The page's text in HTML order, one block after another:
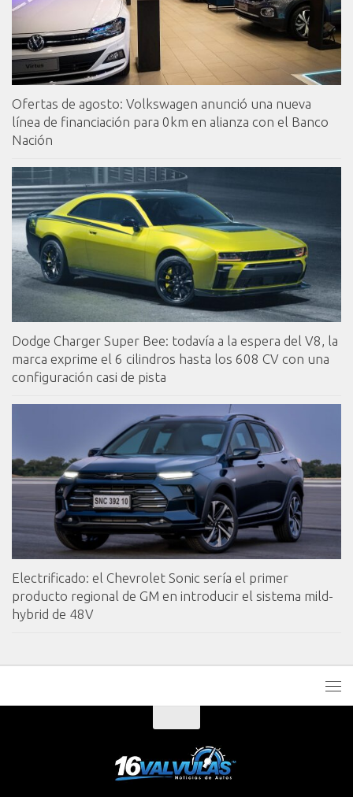
Ofertas de agosto: Volkswagen anunció una nueva
línea de financiación para 0km en alianza con el Banco
Nación
Dodge Charger Super Bee: todavía a la espera del V8, la
marca exprime el 6 cilindros hasta los 608 CV con una
configuración casi de pista
Electrificado: el Chevrolet Sonic sería el primer
producto regional de GM en introducir el sistema mild-
hybrid de 48V